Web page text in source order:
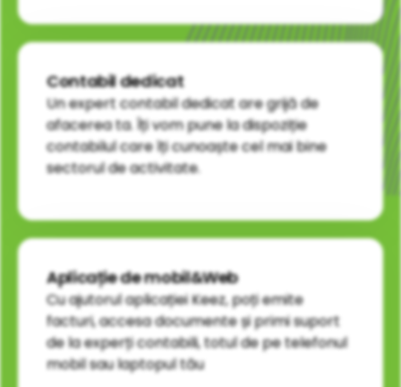
Contabil dedicat
Un expert contabil dedicat are grijă de
afacerea ta. Îți vom pune la dispoziție
contabilul care îți cunoaște cel mai bine
sectorul de activitate.
Aplicație de mobil&Web
Cu ajutorul aplicației Keez, poți emite
facturi, accesa documente și primi suport
de la experți contabili, totul de pe telefonul
mobil sau laptopul tău